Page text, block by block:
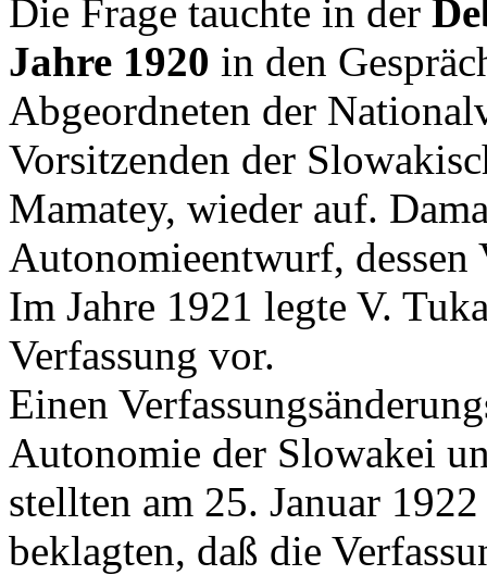
Die Frage tauchte in der
Jahre 1920 in den
Abgeordneten der
Vorsitzenden der
Mamatey, wieder auf.
Autonomieentwurf, dessen
Im Jahre 1921 legte V.
Verfassung vor.
Einen
Autonomie der Slowakei
stellten am 25. Januar
beklagten, daß die